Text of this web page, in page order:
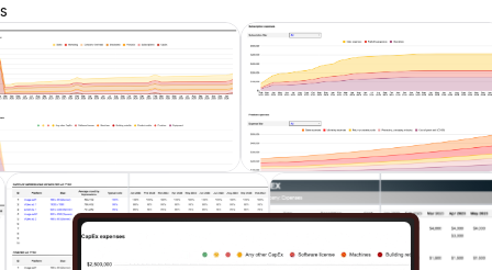
s